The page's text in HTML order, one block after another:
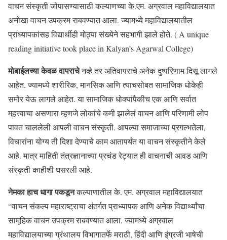
वाचन संस्कृती जोपासण्यासाठी कल्याणच्या के.एम. अग्रवाल महाविद्यालयात
अनोखा वाचन उपक्रम राबवण्यात आला. ज्यामध्ये महाविद्यालयातील
प्राध्यापकांसह विद्यार्थीही मोठ्या संख्येने सहभागी झाले होते. ( A unique
reading initiative took place in Kalyan’s Agarwal College)
मोबाईलच्या केवळ वापराचेनव्हे तर अतिवापराचे अनेक दुष्परिणाम दिसू लागले
आहेत. ज्यामध्ये शारीरिक, मानसिक आणि त्याचसोबत सामाजिक धोकेही
समोर येऊ लागले आहेत. या सामाजिक धोक्यांपैकीच एक आणि सर्वात
महत्त्वाचा असणारा म्हणजे लोकांचे कमी झालेलं वाचन आणि परिणामी लोप
पावत चाललेली आपली वाचन संस्कृती. आपल्या समाजाच्या प्रगल्भतेला,
विचारांना योग्य ती दिशा देण्याचे काम आतापर्यंत या वाचन संस्कृतीने केले
आहे. मात्र माहिती तंत्रज्ञानाच्या प्रचंड रेट्यात ही वाचनाची आवड आणि
संस्कृती काहीशी घसरली आहे.
नेमका हाच धागा पकडूनकल्याणातील के. एम. अग्रवाल महाविद्यालयात
“वाचन संकल्प महाराष्ट्राचा अंतर्गत प्राध्यापक आणि अनेक विद्यार्थ्यांचा
सामूहिक वाचन उपक्रम राबवण्यात आला. ज्यामध्ये अग्रवाल
महाविद्यालयाच्या ग्रंथालय विभागातर्फे मराठी, हिंदी आणि इंग्रजी भाषेची